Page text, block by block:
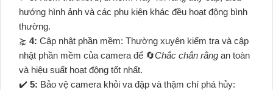
hướng hình ảnh và các phụ kiện khác đều hoạt động bình
thường.
⋩ 4: Cập nhật phần mềm: Thường xuyên kiểm tra và cập
nhật phần mềm của camera để 🔄Chắc chắn rằng an toàn
và hiệu suất hoạt động tốt nhất.
✔️ 5: Bảo vệ camera khỏi va đập và thậm chí phá hủy: